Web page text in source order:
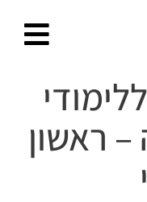
ראשון